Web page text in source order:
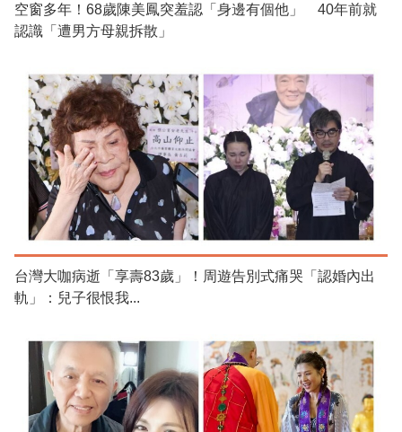
空窗多年！68歲陳美鳳突羞認「身邊有個他」 40年前就
認識「遭男方母親拆散」
台灣大咖病逝「享壽83歲」！周遊告別式痛哭「認婚內出
軌」：兒子很恨我...